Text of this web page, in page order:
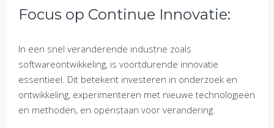
Focus op Continue Innovatie:
In een snel veranderende industrie zoals
softwareontwikkeling, is voortdurende innovatie
essentieel. Dit betekent investeren in onderzoek en
ontwikkeling, experimenteren met nieuwe technologieën
en methoden, en openstaan voor verandering.